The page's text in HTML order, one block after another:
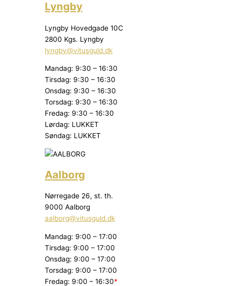
Lyngby
Lyngby Hovedgade 10C
2800 Kgs. Lyngby
lyngby@vitusguld.dk
Mandag: 9:30 – 16:30
Tirsdag: 9:30 – 16:30
Onsdag: 9:30 – 16:30
Torsdag: 9:30 – 16:30
Fredag: 9:30 – 16:30
Lørdag: LUKKET
Søndag: LUKKET
Aalborg
Nørregade 26, st. th.
9000 Aalborg
aalborg@vitusguld.dk
Mandag: 9:00 – 17:00
Tirsdag: 9:00 – 17:00
Onsdag: 9:00 – 17:00
Torsdag: 9:00 – 17:00
Fredag: 9:00 – 16:30*